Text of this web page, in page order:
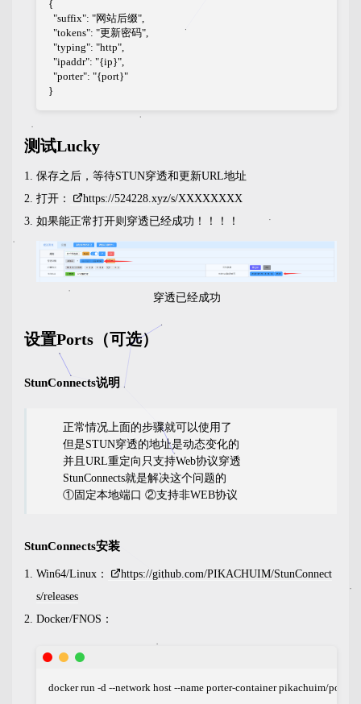
{
  "suffix": "网站后缀",
  "tokens": "更新密码",
  "typing": "http",
  "ipaddr": "{ip}",
  "porter": "{port}"
}
测试Lucky
保存之后，等待STUN穿透和更新URL地址
打开：
https://524228.xyz/s/XXXXXXXX
如果能正常打开则穿透已经成功！！！！
穿透已经成功
设置Ports（可选）
StunConnects说明
正常情况上面的步骤就可以使用了
但是STUN穿透的地址是动态变化的
并且URL重定向只支持Web协议穿透
StunConnects就是解决这个问题的
①固定本地端口 ②支持非WEB协议
StunConnects安装
Win64/Linux：
https://github.com/PIKACHUIM/StunConnect
s/releases
Docker/FNOS：
docker run -d --network host --name porter-container pikachuim/